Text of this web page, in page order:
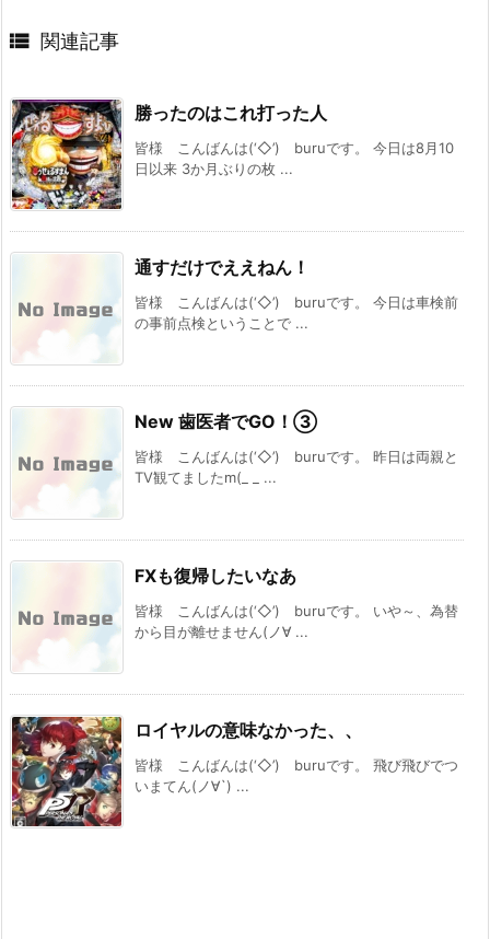
 関連記事
勝ったのはこれ打った人
皆様 こんばんは(‘◇’)ゞburuです。 今日は8月10
日以来 3か月ぶりの枚 ...
通すだけでええねん！
皆様 こんばんは(‘◇’)ゞburuです。 今日は車検前
の事前点検ということで ...
New 歯医者でGO！③
皆様 こんばんは(‘◇’)ゞburuです。 昨日は両親と
TV観てましたm(_ _ ...
FXも復帰したいなあ
皆様 こんばんは(‘◇’)ゞburuです。 いや～、為替
から目が離せません(ノ∀ ...
ロイヤルの意味なかった、、
皆様 こんばんは(‘◇’)ゞburuです。 飛び飛びでつ
いまてん(ノ∀`) ...